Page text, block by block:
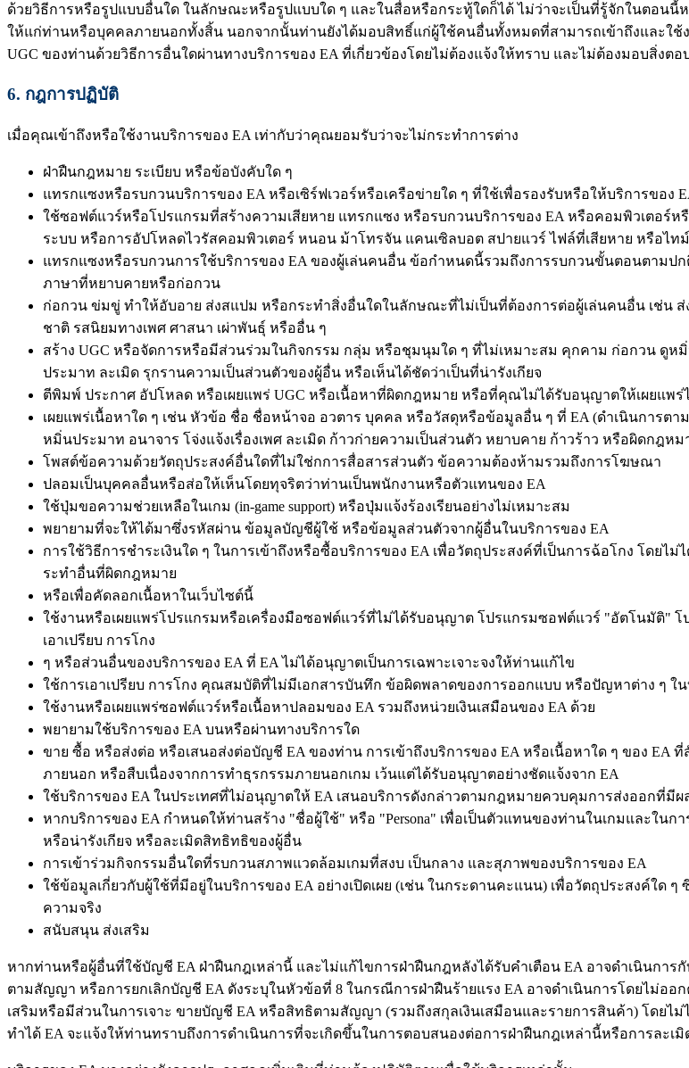
ด้วยวิธีการหรือรูปแบบอื่นใด ในลักษณะหรือรูปแบบใด ๆ และในสื่อหรือกระทู้ใดก็ได้ ไม่ว่าจะเป็นที่รู้จักในตอน
ให้แก่ท่านหรือบุคคลภายนอกทั้งสิ้น นอกจากนั้นท่านยังได้มอบสิทธิ์แก่ผู้ใช้คนอื่นทั้งหมดที่สามารถเข้าถึงและใช้
UGC ของท่านด้วยวิธีการอื่นใดผ่านทางบริการของ EA ที่เกี่ยวข้องโดยไม่ต้องแจ้งให้ทราบ และไม่ต้องมอบสิ่งต
6. กฎการปฏิบัติ
เมื่อคุณเข้าถึงหรือใช้งานบริการของ EA เท่ากับว่าคุณยอมรับว่าจะไม่กระทำการต่าง
ฝ่าฝืนกฎหมาย ระเบียบ หรือข้อบังคับใด ๆ
แทรกแซงหรือรบกวนบริการของ EA หรือเซิร์ฟเวอร์หรือเครือข่ายใด ๆ ที่ใช้เพื่อรองรับหรือให้บริการของ
ใช้ซอฟต์แวร์หรือโปรแกรมที่สร้างความเสียหาย แทรกแซง หรือรบกวนบริการของ EA หรือคอมพิวเตอร์ห
ระบบ หรือการอัปโหลดไวรัสคอมพิวเตอร์ หนอน ม้าโทรจัน แคนเซิลบอต สปายแวร์ ไฟล์ที่เสียหาย หรือไท
แทรกแซงหรือรบกวนการใช้บริการของ EA ของผู้เล่นคนอื่น ข้อกำหนดนี้รวมถึงการรบกวนขั้นตอนตามป
ภาษาที่หยาบคายหรือก่อกวน
ก่อกวน ข่มขู่ ทำให้อับอาย ส่งสแปม หรือกระทำสิ่งอื่นใดในลักษณะที่ไม่เป็นที่ต้องการต่อผู้เล่นคนอื่น เช่น
ชาติ รสนิยมทางเพศ ศาสนา เผ่าพันธุ์ หรืออื่น ๆ
สร้าง UGC หรือจัดการหรือมีส่วนร่วมในกิจกรรม กลุ่ม หรือชุมนุมใด ๆ ที่ไม่เหมาะสม คุกคาม ก่อกวน ดูห
ประมาท ละเมิด รุกรานความเป็นส่วนตัวของผู้อื่น หรือเห็นได้ชัดว่าเป็นที่น่ารังเกียจ
ตีพิมพ์ ประกาศ อัปโหลด หรือเผยแพร่ UGC หรือเนื้อหาที่ผิดกฎหมาย หรือที่คุณไม่ได้รับอนุญาตให้เผยแพร่
เผยแพร่เนื้อหาใด ๆ เช่น หัวข้อ ชื่อ ชื่อหน้าจอ อวตาร บุคคล หรือวัสดุหรือข้อมูลอื่น ๆ ที่ EA (ดำเนินการต
หมิ่นประมาท อนาจาร โจ่งแจ้งเรื่องเพศ ละเมิด ก้าวก่ายความเป็นส่วนตัว หยาบคาย ก้าวร้าว หรือผิดกฎหม
โพสต์ข้อความด้วยวัตถุประสงค์อื่นใดที่ไม่ใช่กการสื่อสารส่วนตัว ข้อความต้องห้ามรวมถึงการโฆษณา
ปลอมเป็นบุคคลอื่นหรือส่อให้เห็นโดยทุจริตว่าท่านเป็นพนักงานหรือตัวแทนของ EA
ใช้ปุ่มขอความช่วยเหลือในเกม (in-game support) หรือปุ่มแจ้งร้องเรียนอย่างไม่เหมาะสม
พยายามที่จะให้ได้มาซึ่งรหัสผ่าน ข้อมูลบัญชีผู้ใช้ หรือข้อมูลส่วนตัวจากผู้อื่นในบริการของ EA
การใช้วิธีการชำระเงินใด ๆ ในการเข้าถึงหรือซื้อบริการของ EA เพื่อวัตถุประสงค์ที่เป็นการฉ้อโกง โด
ระทำอื่นที่ผิดกฎหมาย
หรือเพื่อคัดลอกเนื้อหาในเว็บไซต์นี้
ใช้งานหรือเผยแพร่โปรแกรมหรือเครื่องมือซอฟต์แวร์ที่ไม่ได้รับอนุญาต โปรแกรมซอฟต์แวร์ "อัตโนมัติ"
เอาเปรียบ การโกง
ๆ หรือส่วนอื่นของบริการของ EA ที่ EA ไม่ได้อนุญาตเป็นการเฉพาะเจาะจงให้ท่านแก้ไข
ใช้การเอาเปรียบ การโกง คุณสมบัติที่ไม่มีเอกสารบันทึก ข้อผิดพลาดของการออกแบบ หรือปัญหาต่าง ๆ ใน
ใช้งานหรือเผยแพร่ซอฟต์แวร์หรือเนื้อหาปลอมของ EA รวมถึงหน่วยเงินเสมือนของ EA ด้วย
พยายามใช้บริการของ EA บนหรือผ่านทางบริการใด
ขาย ซื้อ หรือส่งต่อ หรือเสนอส่งต่อบัญชี EA ของท่าน การเข้าถึงบริการของ EA หรือเนื้อหาใด ๆ ของ
ภายนอก หรือสืบเนื่องจากการทำธุรกรรมภายนอกเกม เว้นแต่ได้รับอนุญาตอย่างชัดแจ้งจาก EA
ใช้บริการของ EA ในประเทศที่ไม่อนุญาตให้ EA เสนอบริการดังกล่าวตามกฎหมายควบคุมการส่งออกที่มีผ
หากบริการของ EA กำหนดให้ท่านสร้าง "ชื่อผู้ใช้" หรือ "Persona" เพื่อเป็นตัวแทนของท่านในเกมและใน
หรือน่ารังเกียจ หรือละเมิดสิทธิทธิของผู้อื่น
การเข้าร่วมกิจกรรมอื่นใดที่รบกวนสภาพแวดล้อมเกมที่สงบ เป็นกลาง และสุภาพของบริการของ EA
ใช้ข้อมูลเกี่ยวกับผู้ใช้ที่มีอยู่ในบริการของ EA อย่างเปิดเผย (เช่น ในกระดานคะแนน) เพื่อวัตถุประสงค์ใด
ความจริง
สนับสนุน ส่งเสริม
หากท่านหรือผู้อื่นที่ใช้บัญชี EA ฝ่าฝืนกฎเหล่านี้ และไม่แก้ไขการฝ่าฝืนกฎหลังได้รับคำเตือน EA อาจดำเนินการ
ตามสัญญา หรือการยกเลิกบัญชี EA ดังระบุในหัวข้อที่ 8 ในกรณีการฝ่าฝืนร้ายแรง EA อาจดำเนินการโดยไม่ออ
เสริมหรือมีส่วนในการเจาะ ขายบัญชี EA หรือสิทธิตามสัญญา (รวมถึงสกุลเงินเสมือนและรายการสินค้า) โดย
ทำได้ EA จะแจ้งให้ท่านทราบถึงการดำเนินการที่จะเกิดขึ้นในการตอบสนองต่อการฝ่าฝืนกฎเหล่านี้หรือการละเ